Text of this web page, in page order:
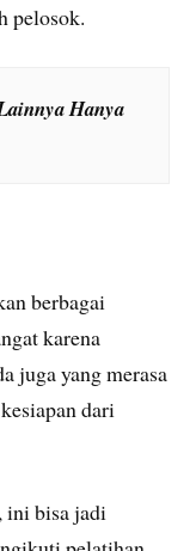
pelosok.
Hanya
berbagai
karena
juga yang merasa
dari
ini bisa jadi